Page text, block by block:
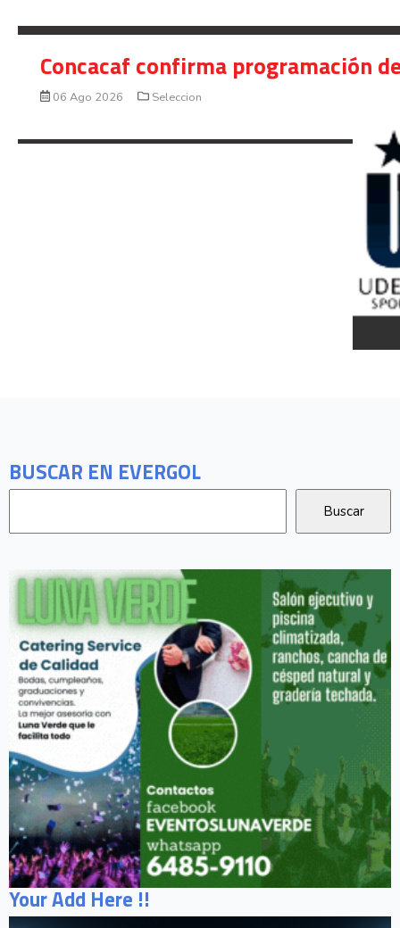
BUSCAR EN EVERGOL
Your Add Here !!
Concacaf confirma programación
06 Ago 2026 Seleccion